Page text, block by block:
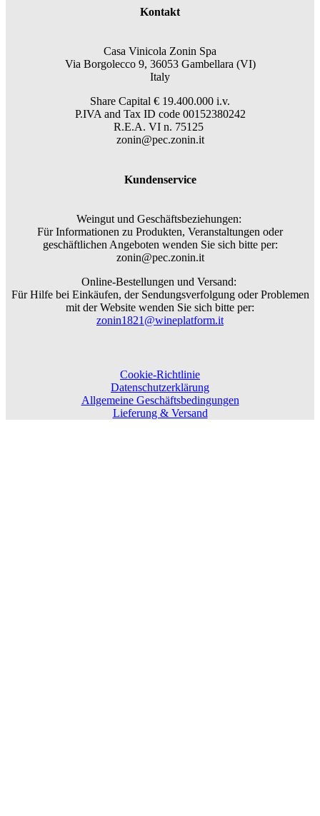
Kontakt
Casa Vinicola Zonin Spa
Via Borgolecco 9, 36053 Gambellara (VI)
Italy
Share Capital € 19.400.000 i.v.
P.IVA and Tax ID code 00152380242
R.E.A. VI n. 75125
zonin@pec.zonin.it
Kundenservice
Weingut und Geschäftsbeziehungen:
Für Informationen zu Produkten, Veranstaltungen oder
geschäftlichen Angeboten wenden Sie sich bitte per:
zonin@pec.zonin.it
Online-Bestellungen und Versand:
Für Hilfe bei Einkäufen, der Sendungsverfolgung oder Problemen
mit der Website wenden Sie sich bitte per:
zonin1821@wineplatform.it
Cookie-Richtlinie
Datenschutzerklärung
Allgemeine Geschäftsbedingungen
Lieferung & Versand